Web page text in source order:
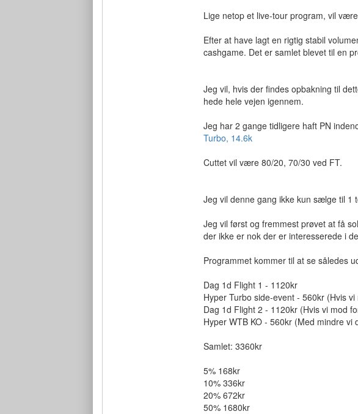
Lige netop et live-tour program, vil
Efter at have lagt en rigtig stabil
cashgame. Det er samlet blevet til en
Jeg vil, hvis der findes opbakning til
hede hele vejen igennem.
Jeg har 2 gange tidligere haft PN
Turbo, 14.6k
Cuttet vil være 80/20, 70/30 ved FT.
Jeg vil denne gang ikke kun sælge til 1
Jeg vil først og fremmest prøvet at få
der ikke er nok der er interesserede i
Programmet kommer til at se således
Dag 1d Flight 1 - 1120kr
Hyper Turbo side-event - 560kr (Hvis
Dag 1d Flight 2 - 1120kr (Hvis vi mod
Hyper WTB KO - 560kr (Med mindre vi
Samlet: 3360kr
5% 168kr
10% 336kr
20% 672kr
50% 1680kr